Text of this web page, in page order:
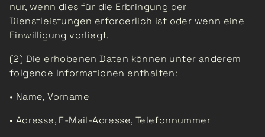
nur, wenn dies für die Erbringung der
Dienstleistungen erforderlich ist oder wenn eine
Einwilligung vorliegt.
(2) Die erhobenen Daten können unter anderem
folgende Informationen enthalten:
• Name, Vorname
• Adresse, E-Mail-Adresse, Telefonnummer